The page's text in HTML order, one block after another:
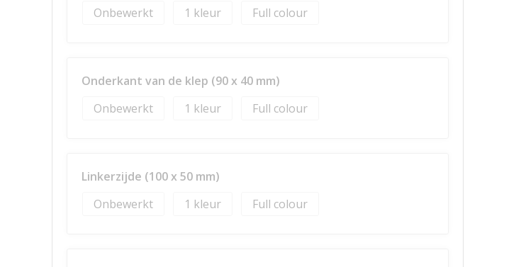
Onbewerkt
1 Full colour
Onderkant van de klep (90 x 40 mm)
Onbewerkt
1 Full colour
Linkerzijde (100 x 50 mm)
Onbewerkt
1 Full colour